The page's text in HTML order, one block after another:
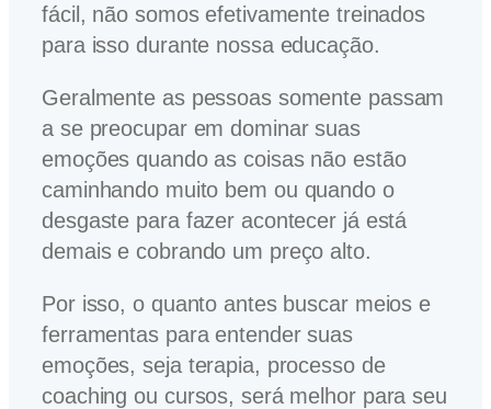
fácil, não somos efetivamente treinados
para isso durante nossa educação.
Geralmente as pessoas somente passam
a se preocupar em dominar suas
emoções quando as coisas não estão
caminhando muito bem ou quando o
desgaste para fazer acontecer já está
demais e cobrando um preço alto.
Por isso, o quanto antes buscar meios e
ferramentas para entender suas
emoções, seja terapia, processo de
coaching ou cursos, será melhor para seu